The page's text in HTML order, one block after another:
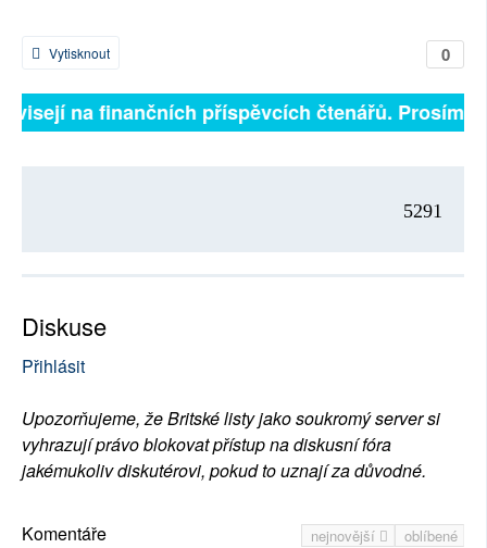
0
Vytisknout
na finančních příspěvcích čtenářů. Prosíme,
5291
Diskuse
Přihlásit
Upozorňujeme, že Britské listy jako soukromý server si
vyhrazují právo blokovat přístup na diskusní fóra
jakémukoliv diskutérovi, pokud to uznají za důvodné.
nejnovější oblíbené
Komentáře